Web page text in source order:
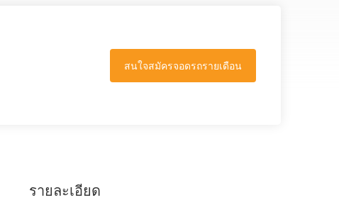
สนใจสมัครจอดรถรายเดือน
รายละเอียด